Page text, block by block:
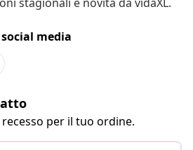
media
per il tuo ordine.